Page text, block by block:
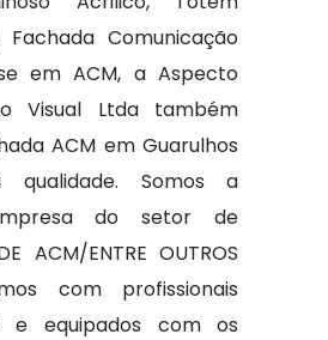
Fachada Comunicação
em ACM, a Aspecto
Visual Ltda também
ACM em Guarulhos
qualidade. Somos a
do setor de
ACM/ENTRE OUTROS
com profissionais
e equipados com os